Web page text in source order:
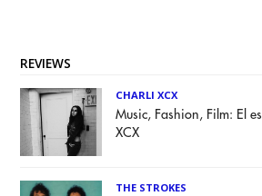
REVIEWS
CHARLI XCX
Music, Fashion, Film: El
XCX
THE STROKES